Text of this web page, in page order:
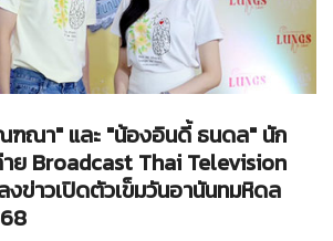
ทั่วไป
ฑณา" และ "น้องอินดี้ ธนดล" นัก
ย Broadcast Thai Television
งข่าวเปิดตัวเข็มวันอานันทมหิดล